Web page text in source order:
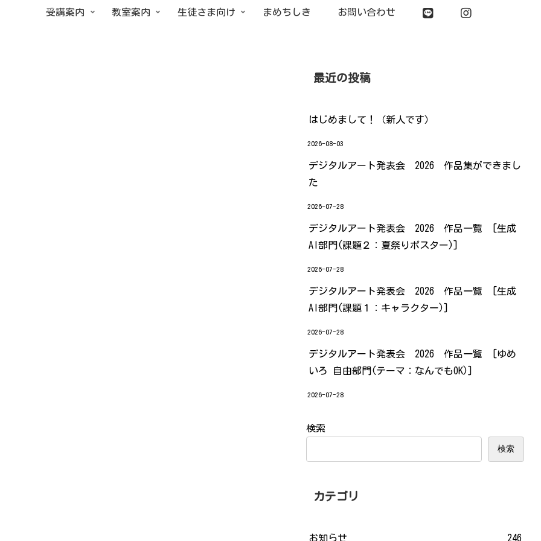
受講案内 教室案内 生徒さま向け まめちしき お問い合わせ
最近の投稿
はじめまして！（新人です）
2026-08-03
デジタルアート発表会 2026 作品集ができまし
た
2026-07-28
デジタルアート発表会 2026 作品一覧 [生成
AI部門(課題２：夏祭りポスター)]
2026-07-28
デジタルアート発表会 2026 作品一覧 [生成
AI部門(課題１：キャラクター)]
2026-07-28
デジタルアート発表会 2026 作品一覧 [ゆめ
いろ 自由部門(テーマ：なんでもOK)]
2026-07-28
検索
検索
カテゴリ
お知らせ 246